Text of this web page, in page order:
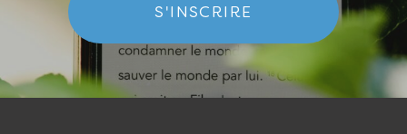
S'INSCRIRE